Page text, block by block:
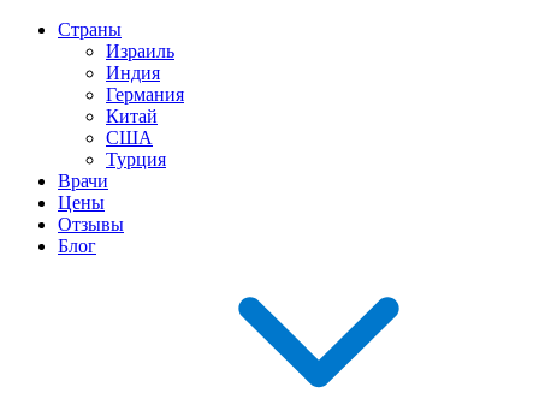
Страны
Израиль
Индия
Германия
Китай
США
Турция
Врачи
Цены
Отзывы
Блог